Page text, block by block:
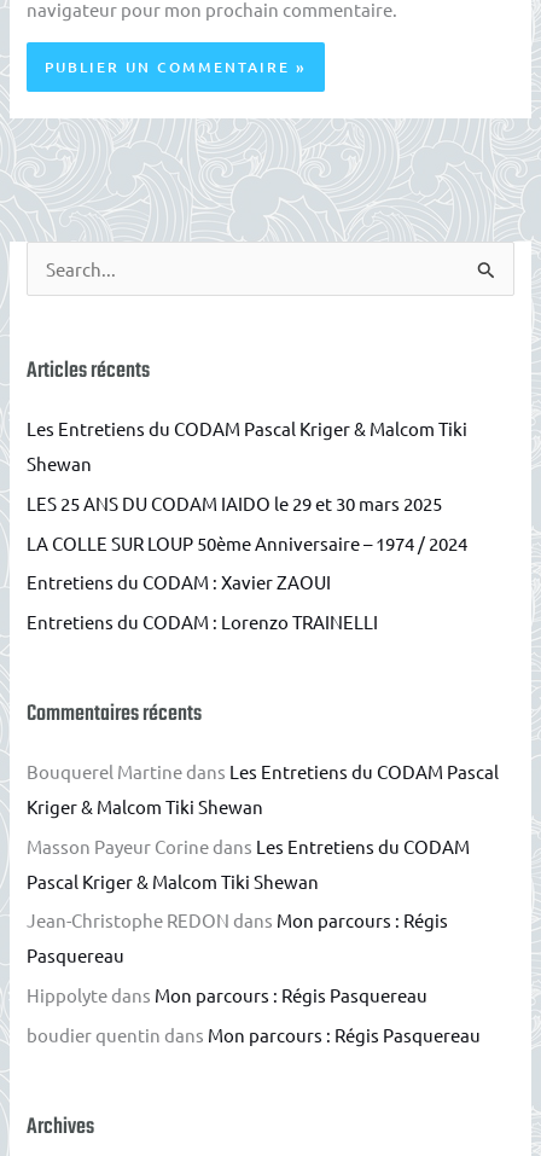
navigateur pour mon prochain commentaire.
e
h
r
c
h
e
r
Articles récents
Les Entretiens du CODAM Pascal Kriger & Malcom Tiki
Shewan
LES 25 ANS DU CODAM IAIDO le 29 et 30 mars 2025
LA COLLE SUR LOUP 50ème Anniversaire – 1974 / 2024
Entretiens du CODAM : Xavier ZAOUI
Entretiens du CODAM : Lorenzo TRAINELLI
Commentaires récents
Bouquerel Martinedans Les Entretiens du CODAM Pascal
Kriger & Malcom Tiki Shewan
Masson Payeur Corinedans Les Entretiens du CODAM
Pascal Kriger & Malcom Tiki Shewan
Jean-Christophe REDON dans Mon parcours : Régis
Pasquereau
Hippolytedans Mon parcours : Régis Pasquereau
boudier quentin dans Mon parcours : Régis Pasquereau
Archives